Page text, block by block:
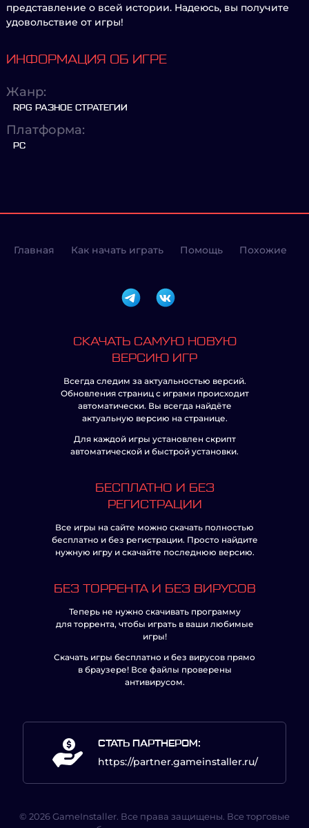
представление о всей истории. Надеюсь, вы получите
удовольствие от игры!
ИНФОРМАЦИЯ ОБ ИГРЕ
Жанр:
RPG РАЗНОЕ СТРАТЕГИИ
Платформа:
PC
Главная Как начать играть Помощь Похожие
СКАЧАТЬ САМУЮ НОВУЮ
ВЕРСИЮ ИГР
Всегда следим за актуальностью версий.
Обновления страниц с играми происходит
автоматически. Вы всегда найдёте
актуальную версию на странице.
Для каждой игры установлен скрипт
автоматической и быстрой установки.
БЕСПЛАТНО И БЕЗ
РЕГИСТРАЦИИ
Все игры на сайте можно скачать полностью
бесплатно и без регистрации. Просто найдите
нужную игру и скачайте последнюю версию.
БЕЗ ТОРРЕНТА И БЕЗ ВИРУСОВ
Теперь не нужно скачивать программу
для торрента, чтобы играть в ваши любимые
игры!
Скачать игры бесплатно и без вирусов прямо
в браузере! Все файлы проверены
антивирусом.
СТАТЬ ПАРТНЕРОМ:
https://partner.gameinstaller.ru/
© 2026 GameInstaller. Все права защищены. Все торговые